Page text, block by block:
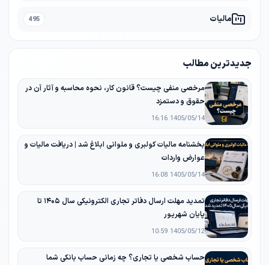
مالیات 495
جدیدترین مطالب
مرخصی منفی چیست؟ قانون کار، نحوه محاسبه و آثار آن در
حقوق و دستمزد
1405/05/14 16:16
بخشنامه مالیات کولبری و ملوانی ابلاغ شد | دریافت مالیات و
عوارض واردات
1405/05/14 16:08
تمدید مهلت ارسال دفاتر تجاری الکترونیکی سال ۱۴۰۵ تا
پایان شهریور
1405/05/12 10:59
حساب شخصی یا تجاری؟ چه زمانی حساب بانکی شما